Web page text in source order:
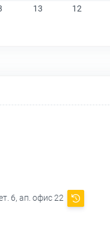
13 12
6, ап. офис 22